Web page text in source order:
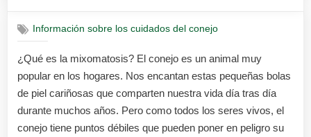
Información sobre los cuidados del conejo
¿Qué es la mixomatosis? El conejo es un animal muy
popular en los hogares. Nos encantan estas pequeñas bolas
de piel cariñosas que comparten nuestra vida día tras día
durante muchos años. Pero como todos los seres vivos, el
conejo tiene puntos débiles que pueden poner en peligro su